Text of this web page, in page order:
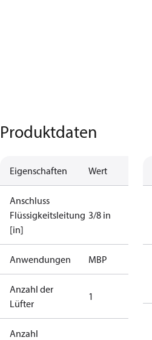
Produktdaten
Eigenschaften Wert
Anschluss
Flüssigkeitsleitung
[in]
3/8 in
Anwendungen MBP
Anzahl der
Lüfter
1
Anzahl